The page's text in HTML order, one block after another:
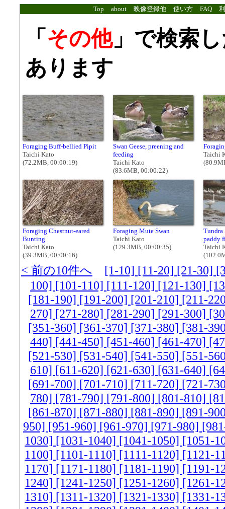
Top about 映像登録他 使い方 FAQ
「 その他」で検索
あります
Foraging Buff-bellied Pipit
Taichi Kato
(72.2MB, 00:00:19)
Swan Geese, preening and
feeding
Taichi Kato
(83.6MB, 00:00:22)
Taichi
Foraging Chestnut-eared
Bunting
Taichi Kato
(39.3MB, 00:00:16)
Foraging Mute Swan
Taichi Kato
(129.3MB, 00:00:35)
Tundra
paddy
Taichi
< 前の10件へ [1-10] [11-20] [21-30]
100] [101-110] [111-120] [121-130]
[181-190] [191-200] [201-210] [211-
270] [271-280] [281-290] [291-300]
[351-360] [361-370] [371-380] [381-
440] [441-450] [451-460] [461-470]
[521-530] [531-540] [541-550] [551-
610] [611-620] [621-630] [631-640]
[691-700] [701-710] [711-720] [721-
780] [781-790] [791-800] [801-810]
[861-870] [871-880] [881-890] [891-
950] [951-960] [961-970] [971-980]
1030] [1031-1040] [1041-1050] [1051-
1100] [1101-1110] [1111-1120] [1121-
1170] [1171-1180] [1181-1190] [1191-
1240] [1241-1250] [1251-1260] [1261-
1310] [1311-1320] [1321-1330] [1331-